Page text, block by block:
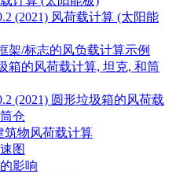
(2021) 风荷载计算 (太阳能
架/标志的风负载计算示例
箱的风荷载计算, 坦克, 和筒
(2021) 圆形垃圾箱的风荷载
仓
筑物风荷载计算
图
影响